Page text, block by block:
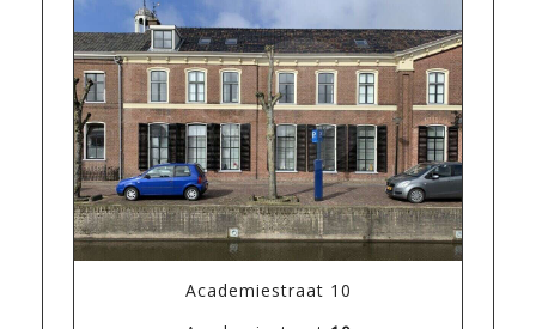
Academiestraat 10